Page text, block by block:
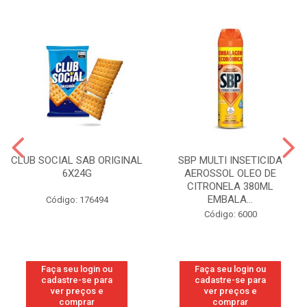
CLUB SOCIAL SAB ORIGINAL
6X24G
Código: 176494
Faça seu login ou
cadastre-se para
ver preços e
comprar
SBP MULTI INSETICIDA
AEROSSOL OLEO DE
CITRONELA 380ML
EMBALA...
Código: 6000
Faça seu login ou
cadastre-se para
ver preços e
comprar